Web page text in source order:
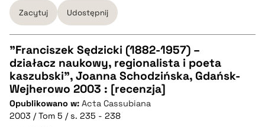
pobierz cytat
Zacytuj Udostępnij
CZYSTY TEKST
pobierz cytat
"Franciszek Sędzicki (1882-1957) –
działacz naukowy, regionalista i poeta
kaszubski", Joanna Schodzińska, Gdańsk-
Wejherowo 2003 : [recenzja]
Opublikowano w: Acta Cassubiana
2003 / Tom 5 / s. 235 - 238